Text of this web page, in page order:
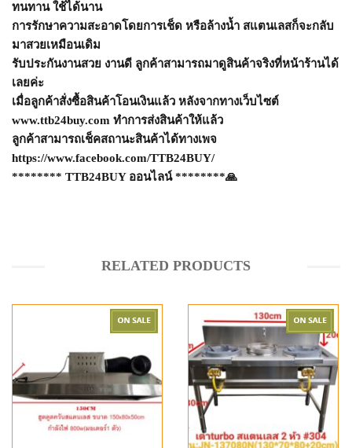
ทนทาน ใช้ได้นาน
การรักษาความสะอาดโดยการเช็ด หรือล้างน้ำ สแตนเลสก็จะกลับ
มาสวยเหมือนเดิม
รับประกันงานสวย งานดี ลูกค้าสามารถมาดูสินค้าจริงที่หน้าร้านได้
เลยค่ะ
เมื่อลูกค้าสั่งซื้อสินค้าโอนเงินแล้ว หลังจากทางเว็บไซต์
www.ttb24buy.com ทำการส่งสินค้าให้แล้ว
ลูกค้าสามารถเช็คสถานะสินค้าได้ทางเพจ
https://www.facebook.com/TTB24BUY/
******** TTB24BUY ออนไลน์ ********🙏
RELATED PRODUCTS